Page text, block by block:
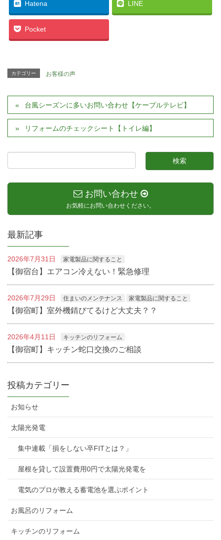
Hatena LINE
Pocket
カテゴリー お客様の声
台風シーズンに多いお問い合わせ【ケーブルテレビ】
リフォームのチェックシート【トイレ編】
お問い合わせ
お気軽にお問い合わせください。
最新記事
2026年7月31日 家電製品に関すること
【御宿台】エアコン冷えない！緊急修理
2026年7月29日 住まいのメンテナンス 家電製品に関すること
【御宿町】室外機錆びてるけど大丈夫？？
2026年4月11日 キッチンのリフォーム
【御宿町】キッチン蛇口交換のご相談
投稿カテゴリー
お知らせ
太陽光発電
集中連載「損をしない卒FITとは？」
屋根を貸して設置費用0円で太陽光発電を
電気のプロが教える蓄電池を選ぶポイント
お風呂のリフォーム
キッチンのリフォーム